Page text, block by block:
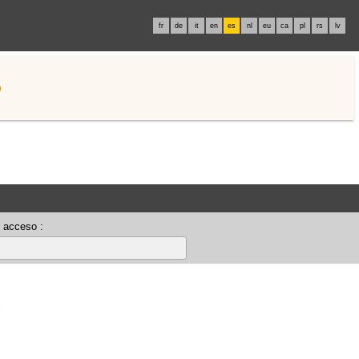
fr de it en es nl eu ca pl rs lv
acceso :